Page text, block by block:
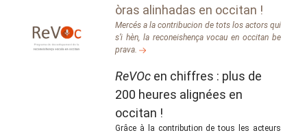
òras alinhadas en occitan !
Mercés a la contribucion de tots los actors qui
s’i hèn, la reconeishença vocau en occitan be
prava.
ReVOc en chiffres : plus de
200 heures alignées en
occitan !
Grâce à la contribution de tous les acteurs